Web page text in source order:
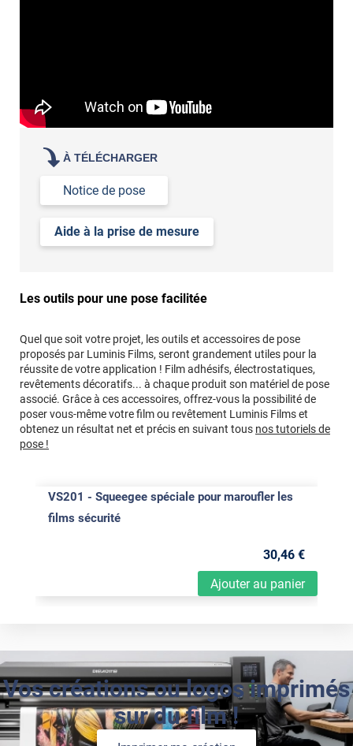
À TÉLÉCHARGER
Notice de pose
Aide à la prise de mesure
Les outils pour une pose facilitée
Quel que soit votre projet, les outils et accessoires de pose
proposés par Luminis Films, seront grandement utiles pour la
réussite de votre application ! Film adhésifs, électrostatiques,
revêtements décoratifs... à chaque produit son matériel de pose
associé. Grâce à ces accessoires, offrez-vous la possibilité de
poser vous-même votre film ou revêtement Luminis Films et
obtenez un résultat net et précis en suivant tous nos tutoriels de
pose !
VS201 - Squeegee spéciale pour maroufler les
films sécurité
Ajouter au panier
30,46 €
Vos créations ou logos imprimés
sur du film !